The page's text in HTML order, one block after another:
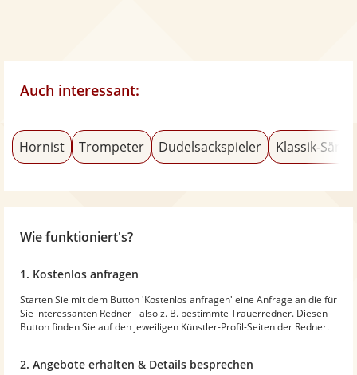
Auch interessant:
Hornist Trompeter Dudelsackspieler Klassik-
Wie funktioniert's?
1. Kostenlos anfragen
Starten Sie mit dem Button 'Kostenlos anfragen' eine Anfrage an die für
Sie interessanten Redner - also z. B. bestimmte Trauerredner. Diesen
Button finden Sie auf den jeweiligen Künstler-Profil-Seiten der Redner.
2. Angebote erhalten & Details besprechen